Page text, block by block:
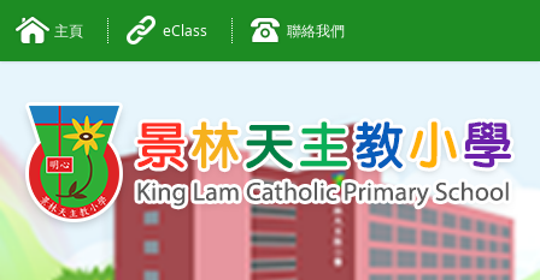
主頁 eClass 聯絡我們